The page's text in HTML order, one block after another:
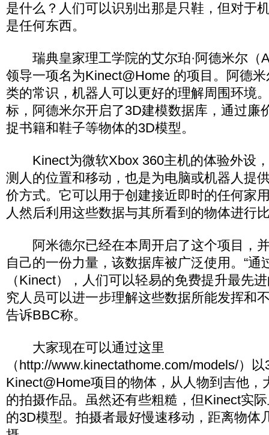
是什么？人们可以识别出那是只鞋，但对于
是任何东西。
瑞典皇家理工学院的艾尔珀·阿德米尔（
领导一项名为Kinect@Home 的项目。阿德
类的常识，机器人可以更好的理解周围环境
标，阿德米尔开启了3D建模数据库，通过廉
捉书籍和鞋子等物体的3D模型。
Kinect为微软Xbox 360主机的体验外设
测人的位置和移动，也是为电脑或机器人提
价方式。它可以用于创建接近即时的任何家
人然后利用这些数据与其所看到的物体进行
阿米德尔已经在本周开启了这个项目，
自己的一份力量，该数据库被广泛使用。“通
（Kinect），人们可以轻易的免费提升最先
究人员可以进一步理解这些数据所能发挥和
告诉BBC称。
大家现在可以通过这里
（http://www.kinectathome.com/models/）
Kinect@Home项目的物体，从人物到吉他，
的拍摄作品。虽然还有些粗糙，但Kinect实
的3D模型。拍摄者最好慢速移动，距离物体